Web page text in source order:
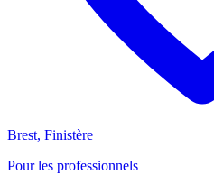
Brest, Finistère
Pour les professionnels